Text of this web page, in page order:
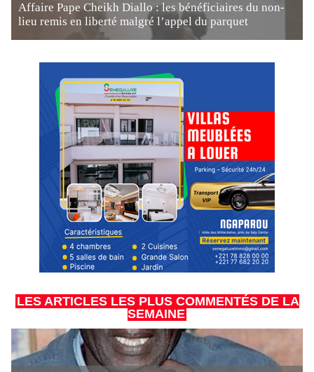
Affaire Pape Cheikh Diallo : les bénéficiaires du non-
lieu remis en liberté malgré l’appel du parquet
LES ARTICLES LES PLUS COMMENTÉS DE LA
SEMAINE